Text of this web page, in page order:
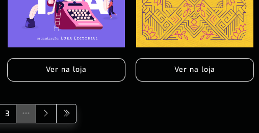
Ver na loja Ver na loja
3